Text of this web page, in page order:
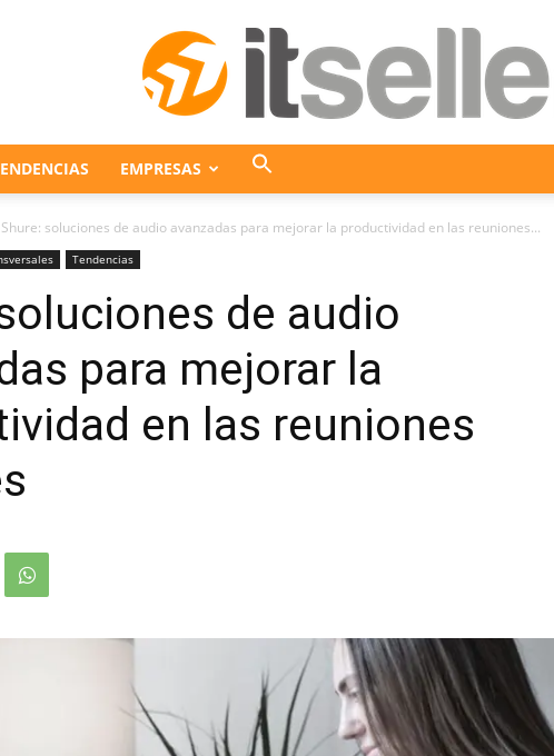
ITseller
EMPRESAS
Shure: soluciones de audio avanzadas para mejorar la productividad en las reuniones...
Tendencias
de audio
para mejorar la
en las reuniones